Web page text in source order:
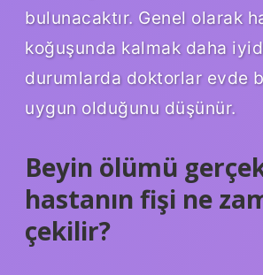
bulunacaktır. Genel olarak
koğuşunda kalmak daha
durumlarda doktorlar evde
uygun olduğunu düşünür.
Beyin ölümü
hastanın fişi ne
çekilir?